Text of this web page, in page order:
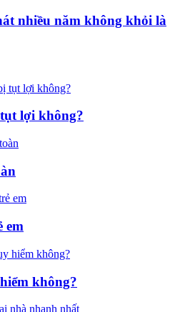
nhiều năm không khỏi là
lợi không?
em
không?